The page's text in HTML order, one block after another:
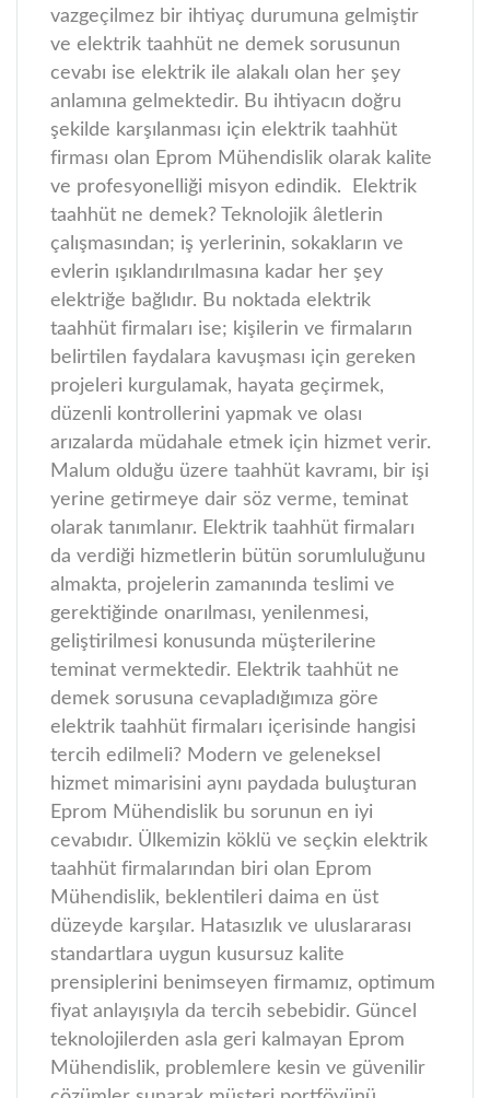
vazgeçilmez bir ihtiyaç durumuna gelmiştir
ve elektrik taahhüt ne demek sorusunun
cevabı ise elektrik ile alakalı olan her şey
anlamına gelmektedir. Bu ihtiyacın doğru
şekilde karşılanması için elektrik taahhüt
firması olan Eprom Mühendislik olarak kalite
ve profesyonelliği misyon edindik.
Elektrik
taahhüt ne demek? Teknolojik âletlerin
çalışmasından; iş yerlerinin, sokakların ve
evlerin ışıklandırılmasına kadar her şey
elektriğe bağlıdır. Bu noktada elektrik
taahhüt firmaları ise; kişilerin ve firmaların
belirtilen faydalara kavuşması için gereken
projeleri kurgulamak, hayata geçirmek,
düzenli kontrollerini yapmak ve olası
arızalarda müdahale etmek için hizmet verir.
Malum olduğu üzere taahhüt kavramı, bir işi
yerine getirmeye dair söz verme, teminat
olarak tanımlanır. Elektrik taahhüt firmaları
da verdiği hizmetlerin bütün sorumluluğunu
almakta, projelerin zamanında teslimi ve
gerektiğinde onarılması, yenilenmesi,
geliştirilmesi konusunda müşterilerine
teminat vermektedir. Elektrik taahhüt ne
demek sorusuna cevapladığımıza göre
elektrik taahhüt firmaları içerisinde hangisi
tercih edilmeli? Modern ve geleneksel
hizmet mimarisini aynı paydada buluşturan
Eprom Mühendislik bu sorunun en iyi
cevabıdır. Ülkemizin köklü ve seçkin elektrik
taahhüt firmalarından biri olan Eprom
Mühendislik, beklentileri daima en üst
düzeyde karşılar. Hatasızlık ve uluslararası
standartlara uygun kusursuz kalite
prensiplerini benimseyen firmamız, optimum
fiyat anlayışıyla da tercih sebebidir. Güncel
teknolojilerden asla geri kalmayan Eprom
Mühendislik, problemlere kesin ve güvenilir